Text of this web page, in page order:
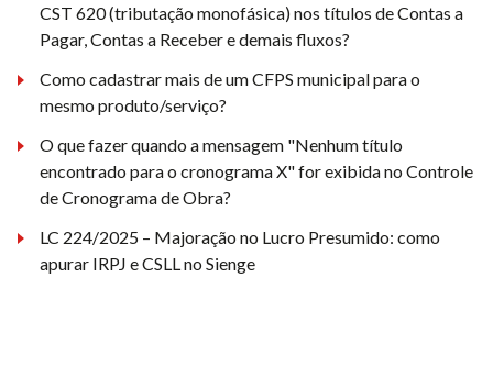
CST 620 (tributação monofásica) nos títulos de Contas a
Pagar, Contas a Receber e demais fluxos?
Como cadastrar mais de um CFPS municipal para o
mesmo produto/serviço?
O que fazer quando a mensagem "Nenhum título
encontrado para o cronograma X" for exibida no Controle
de Cronograma de Obra?
LC 224/2025 – Majoração no Lucro Presumido: como
apurar IRPJ e CSLL no Sienge